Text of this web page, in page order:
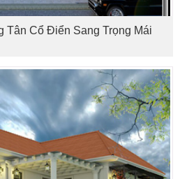
Tân Cổ Điển Sang Trọng Mái